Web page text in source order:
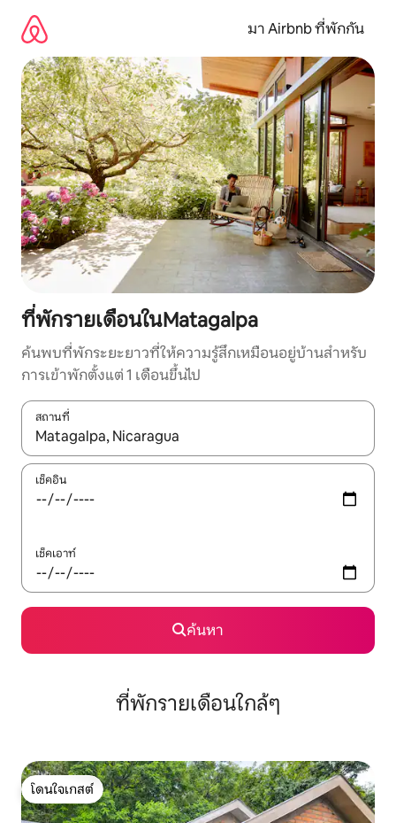
เนื้อหา
มา Airbnb ที่พักกัน
ที่พักรายเดือนในMatagalpa
ค้นพบที่พักระยะยาวที่ให้ความรู้สึกเหมือนอยู่บ้านสำหรับ
การเข้าพักตั้งแต่ 1 เดือนขึ้นไป
สถานที่
ใช้ลูกศรขึ้นลง หรือใช้การสัมผัสหรือปัด เพื่อสำรวจผลการค้นหา
เช็คอิน
เช็คเอาท์
ค้นหา
ที่พักรายเดือนใกล้ๆ
โดนใจเกสต์
โดนใจเกสต์